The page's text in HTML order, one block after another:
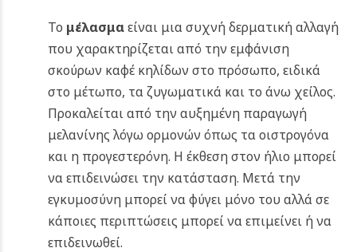
Το μέλασμαείναι μια συχνή δερματική αλλαγή
που χαρακτηρίζεται από την εμφάνιση
σκούρων καφέ κηλίδων στο πρόσωπο, ειδικά
στο μέτωπο, τα ζυγωματικά και το άνω χείλος.
Προκαλείται από την αυξημένη παραγωγή
μελανίνης λόγω ορμονών όπως τα οιστρογόνα
και η προγεστερόνη. Η έκθεση στον ήλιο μπορεί
να επιδεινώσει την κατάσταση. Μετά την
εγκυμοσύνη μπορεί να φύγει μόνο του αλλά σε
κάποιες περιπτώσεις μπορεί να επιμείνει ή να
επιδεινωθεί.